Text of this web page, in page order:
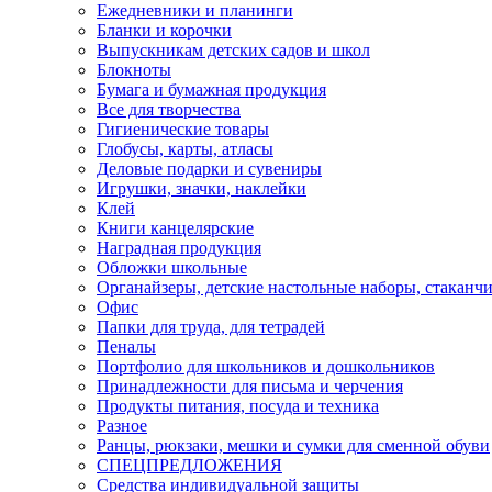
Ежедневники и планинги
Бланки и корочки
Выпускникам детских садов и школ
Блокноты
Бумага и бумажная продукция
Все для творчества
Гигиенические товары
Глобусы, карты, атласы
Деловые подарки и сувениры
Игрушки, значки, наклейки
Клей
Книги канцелярские
Наградная продукция
Обложки школьные
Органайзеры, детские настольные наборы,
Офис
Папки для труда, для тетрадей
Пеналы
Портфолио для школьников и дошкольников
Принадлежности для письма и черчения
Продукты питания, посуда и техника
Разное
Ранцы, рюкзаки, мешки и сумки для сменной обуви
СПЕЦПРЕДЛОЖЕНИЯ
Средства индивидуальной защиты